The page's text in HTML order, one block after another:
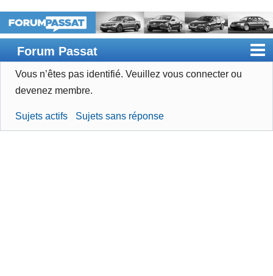
Forum Passat
Accueil
Devenir membre
Vous n’êtes pas identifié. Veuillez vous connecter ou
devenez membre.
Sujets actifs Sujets sans réponse